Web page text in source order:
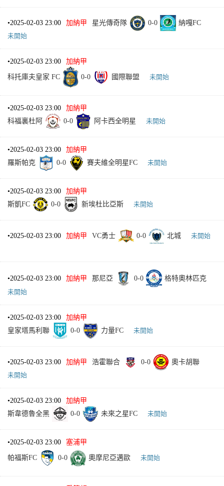
•2025-02-03 23:00 加納甲 星光傳奇隊 0-0
納嘎FC
未開始
•2025-02-03 23:00 加納甲
科托庫夫皇家 FC 0-0 國際聯盟 未開始
•2025-02-03 23:00
加納甲
科福裏杜阿
0-0 阿卡西全明星 未開始
•2025-02-03 23:00
加納甲
羅斯帕克
0-0 賽夫維全明星FC 未開始
•2025-02-03 23:00
加納甲
斯凱FC
0-0 新埃杜比亞斯 未開始
•2025-02-03 23:00 加納甲 VC勇士 0-0 北城 未開始
•2025-02-03 23:00 加納甲 那尼亞 0-0
格特奧林匹克
未開始
•2025-02-03 23:00
加納甲
皇家塔馬利聯
0-0 力量FC 未開始
•2025-02-03 23:00 加納甲 浩霍聯合 0-0
奧卡胡聯
未開始
•2025-02-03 23:00
加納甲
斯韋德魯全黑
0-0 未來之星FC 未開始
•2025-02-03 23:00 塞浦甲
帕福斯FC 0-0 奧摩尼亞邁歐 未開始